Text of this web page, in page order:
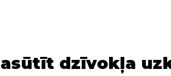
dzīvokļa